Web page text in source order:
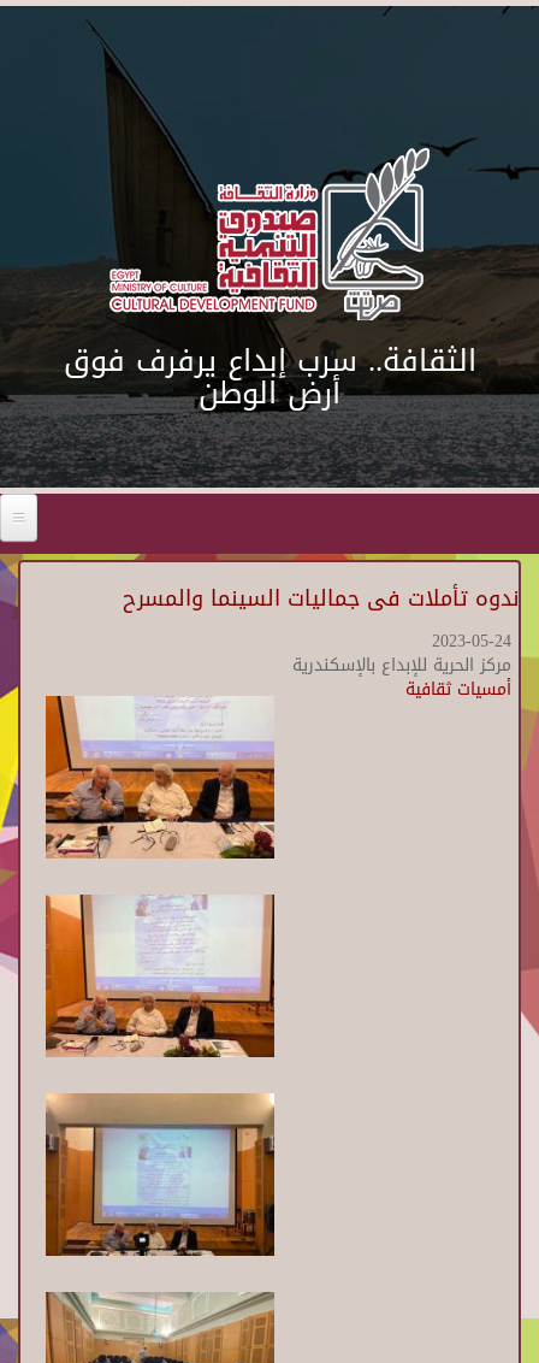
Skip to main content
الثقافة.. سرب إبداع يرفرف فوق
أرض الوطن
ندوه تأملات فى جماليات السينما والمسرح
2023-05-24
مركز الحرية للإبداع بالإسكندرية
أمسيات ثقافية